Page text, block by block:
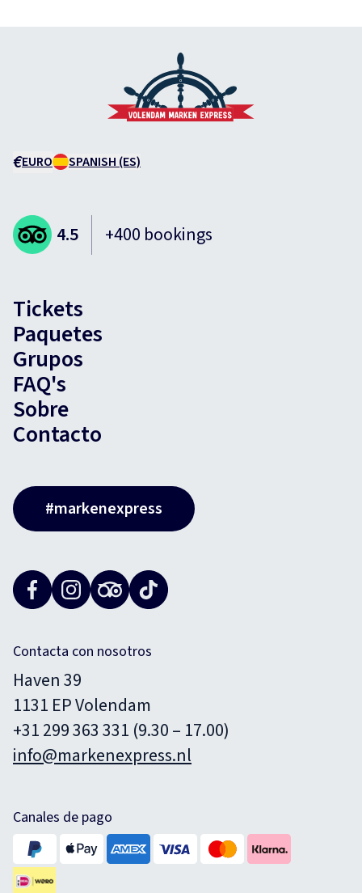
€EURO SPANISH (ES)
Contacta con nosotros
Haven 39
1131 EP Volendam
+31 299 363 331 (9.30 – 17.00)
info@markenexpress.nl
4.5 +400 bookings
Tickets
Paquetes
Grupos
FAQ's
Sobre
Contacto
#markenexpress
Canales de pago